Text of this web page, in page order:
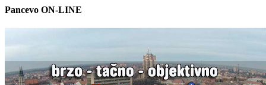
Pancevo ON-LINE